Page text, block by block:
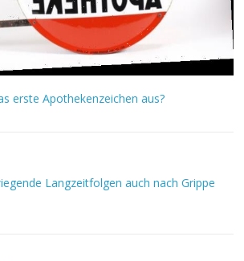
erste Apothekenzeichen aus?
Langzeitfolgen auch nach Grippe